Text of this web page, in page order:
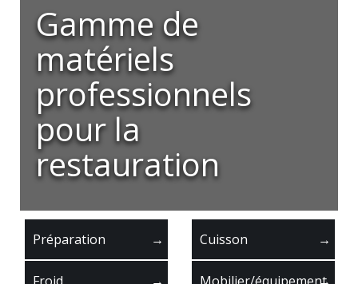
Gamme de
matériels
professionnels
pour la
restauration
Préparation → Cuisson →